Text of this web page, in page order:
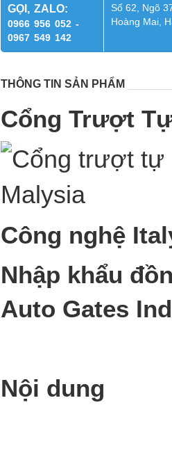
GỌI, ZALO:
0966 956 052 -
0967 549 142
Số 62, Ngõ
Hoàng Mai,
THÔNG TIN SẢN PHẨM
Cổng Trượt
Công nghệ
Nhập khẩu
Auto Gates
Nội dung